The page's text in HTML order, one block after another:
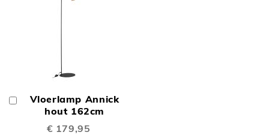
Vloerlamp Annick
hout 162cm
€ 179,95
Winkelwagen